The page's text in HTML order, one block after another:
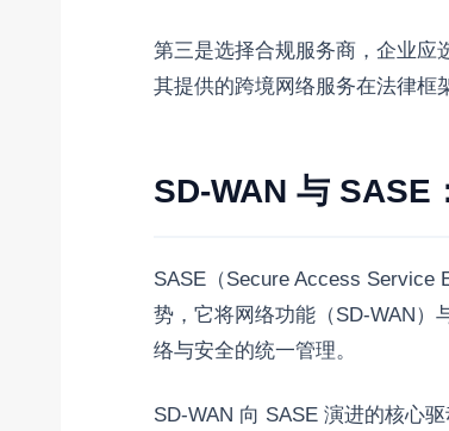
第三是选择合规服务商，企业应
其提供的跨境网络服务在法律框
SD-WAN 与 SASE
SASE（Secure Access Service
势，它将网络功能（SD-WAN）
络与安全的统一管理。
SD-WAN 向 SASE 演进的核心